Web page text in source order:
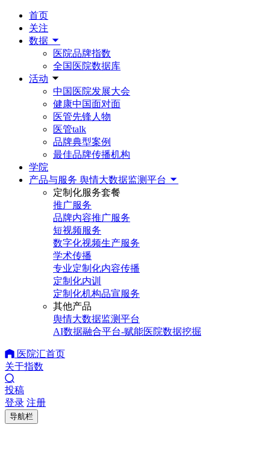
首页
关注
数据
医院品牌指数
全国医院数据库
活动
中国医院发展大会
健康中国面对面
医管先锋人物
医管talk
品牌典型案例
最佳品牌传播机构
学院
产品与服务 舆情大数据监测平台
定制化服务套餐
推广服务
品牌内容推广服务
短视频服务
数字化视频生产服务
学术传播
专业定制化内容传播
定制化内训
定制化机构品宣服务
其他产品
舆情大数据监测平台
AI数据融合平台-赋能医院数据挖掘
医院汇首页
关于指数
投稿
登录 注册
导航栏